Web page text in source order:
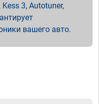
3, Autotuner,
вашего авто.